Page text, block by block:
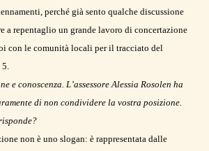
perché già sento qualche discussione
a repentaglio un grande lavoro di concertazione
con le comunità locali per il tracciato del
5.
e conoscenza. L’assessore Alessia Rosolen ha
di non condividere la vostra posizione.
non è uno slogan: è rappresentata dalle